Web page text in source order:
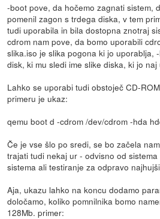
-boot pove, da hočemo zagnati sistem,
pomenil zagon s trdega diska, v tem
tudi uporabila in bila dostopna znotraj
cdrom nam pove, da bomo uporabili
slika.iso je slika pogona ki jo uporablja,
disk, ki mu sledi ime slike diska, ki jo naj
Lahko se uporabi tudi obstoječ CD-
primeru je ukaz:
qemu boot d -cdrom /dev/cdrom -hda
Če je vse šlo po sredi, se bo začela
trajati tudi nekaj ur - odvisno od
sistema ali testiranje za odpravo
Aja, ukazu lahko na koncu dodamo
določamo, koliko pomnilnika bomo
128Mb. primer: